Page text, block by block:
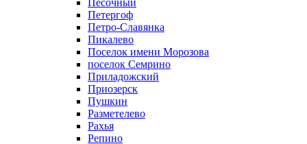
Песочный
Петергоф
Петро-Славянка
Пикалево
Поселок имени Морозова
поселок Семрино
Приладожский
Приозерск
Пушкин
Разметелево
Рахья
Репино